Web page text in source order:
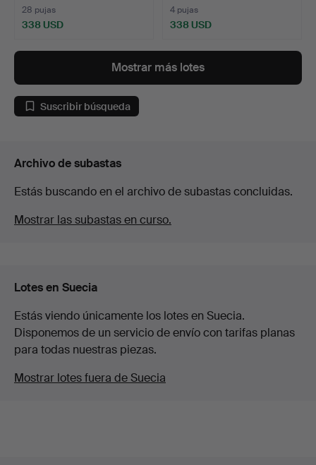
28 pujas
338 USD
4 pujas
338 USD
Mostrar más lotes
Suscribir búsqueda
Archivo de subastas
Estás buscando en el archivo de subastas concluidas.
Mostrar las subastas en curso.
Lotes en Suecia
Estás viendo únicamente los lotes en Suecia.
Disponemos de un servicio de envío con tarifas planas
para todas nuestras piezas.
Mostrar lotes fuera de Suecia